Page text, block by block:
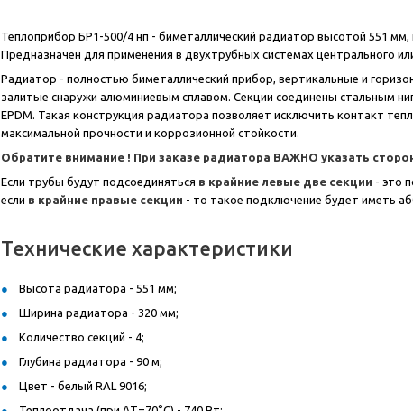
Теплоприбор БР1-500/4 нп - биметаллический радиатор высотой 551
Предназначен для применения в двухтрубных системах центрального
Радиатор - полностью биметаллический прибор, вертикальные и
залитые снаружи алюминиевым сплавом. Секции соединены стальным
EPDM. Такая конструкция радиатора позволяет исключить контакт
максимальной прочности и коррозионной стойкости.
Обратите внимание ! При заказе радиатора ВАЖНО указать
Если трубы будут подсоединяться в крайние левые две секции - это
если в крайние правые секции - то такое подключение будет иметь
Технические характеристики
Высота радиатора - 551 мм;
Ширина радиатора - 320 мм;
Количество секций - 4;
Глубина радиатора - 90 м;
Цвет - белый RAL 9016;